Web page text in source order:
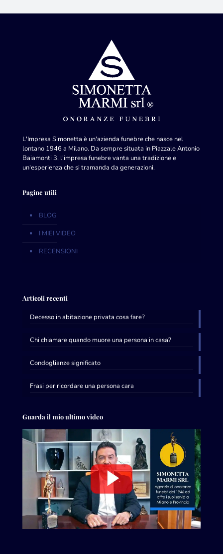
L'Impresa Simonetta è un'azienda funebre che nasce nel
lontano 1946 a Milano. Da sempre situata in Piazzale Antonio
Baiamonti 3, l'impresa funebre vanta una tradizione e
un'esperienza che si tramanda da generazioni.
Pagine utili
BLOG
I MIEI VIDEO
RECENSIONI
Articoli recenti
Decesso in abitazione privata cosa fare?
Chi chiamare quando muore una persona in casa?
Condoglianze significato
Frasi per ricordare una persona cara
Guarda il mio ultimo video